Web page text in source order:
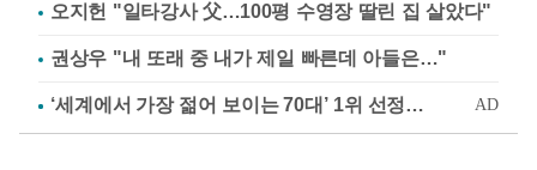
오지헌 "일타강사 父…100평 수영장 딸린 집 살았다"
권상우 "내 또래 중 내가 제일 빠른데 아들은…"